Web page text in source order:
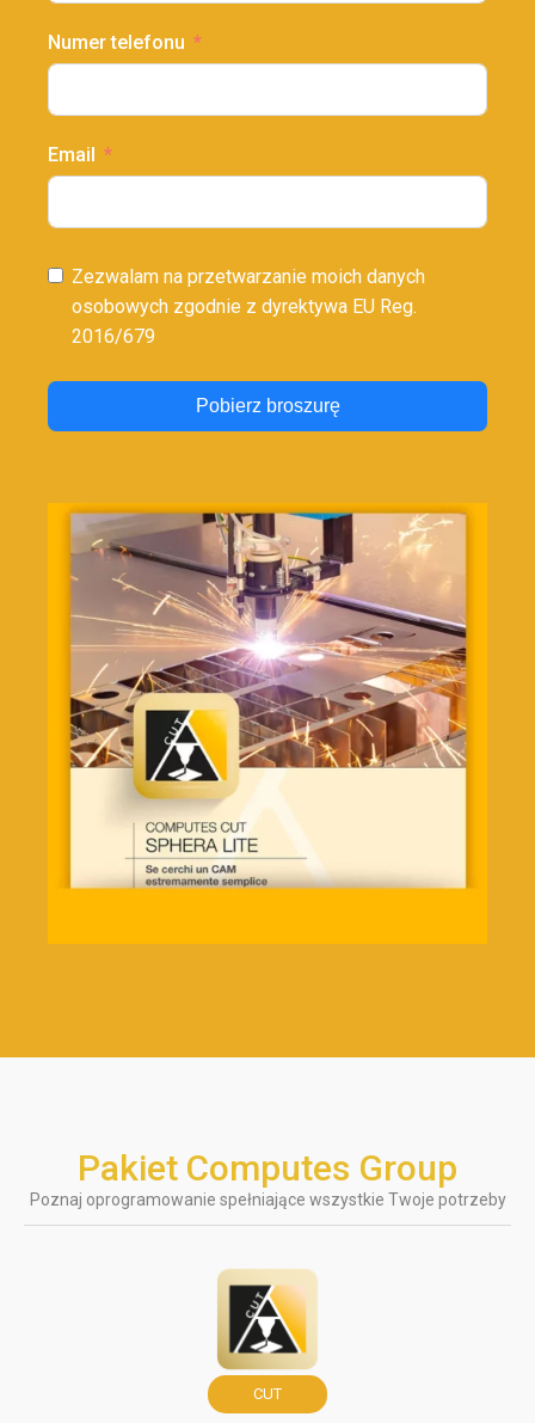
Numer telefonu
Email
Zezwalam na przetwarzanie moich danych
osobowych zgodnie z dyrektywa EU Reg.
2016/679
Pobierz broszurę
Pakiet Computes Group
Poznaj oprogramowanie spełniające wszystkie Twoje potrzeby
CUT